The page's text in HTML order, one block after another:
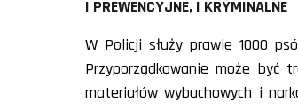
I PREWENCYJNE, I KRYMINALNE
W Policji służy prawie 1000
Przyporządkowanie może być
materiałów wybuchowych i